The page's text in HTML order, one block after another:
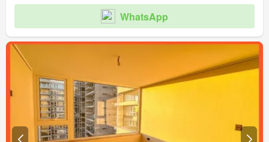
WhatsApp